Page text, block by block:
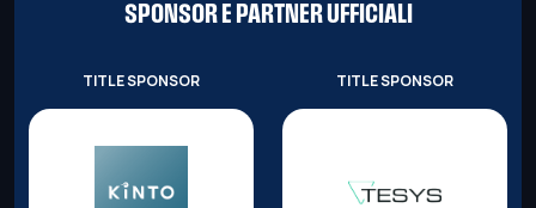
SPONSOR E PARTNER UFFICIALI
TITLE SPONSOR TITLE SPONSOR